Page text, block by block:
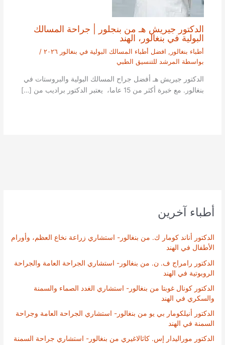
أطباء آخرين
الدكتور أناند كومار ك. من بنغالور- استشاري زراعة نخاع العظم، وأورام
الأطفال في الهند
الدكتور رامراج ف. ن. من بنغالور- استشاري الجراحة العامة والجراحة
الروبوتية في الهند
الدكتور كونال غوبتا من بنغالور- استشاري الغدد الصماء والسمنة
والسكري في الهند
الدكتور أنيلكومار بي يو من بنغالور- استشاري الجراحة العامة وجراحة
السمنة في الهند
الدكتور موراليدار إس. كاثالاغيري من بنغالور- استشاري جراحة السمنة
الدكتور جيريش هـ من بنجلور | جراحة المسالك
البولية في بنغالور، الهند
أطباء بنغالور , افضل أطباء المسالك البولية في بنغالور ٢٠٢٦
/
بواسطة المرشد للتنسيق الطبي
الدكتور جيريش هـ أفضل جراح المسالك البولية والبروستات في
بنغالور. مع خبرة أكثر من 15 عاما، يعتبر الدكتور براديب من […]